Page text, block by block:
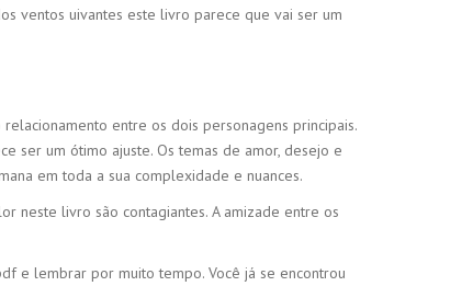
ventos uivantes este livro parece que vai ser um
entre os dois personagens principais.
ser um ótimo ajuste. Os temas de amor, desejo e
em toda a sua complexidade e nuances.
neste livro são contagiantes. A amizade entre os
e lembrar por muito tempo. Você já se encontrou